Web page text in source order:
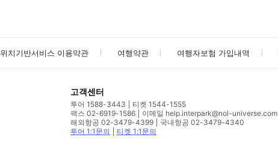
위치기반서비스 이용약관 여행약관 여행자보험 가입내역
고객센터
투어 1588-3443
티켓 1544-1555
팩스 02-6919-1586
이메일 help.interpark@nol-universe.com
해외항공 02-3479-4399
국내항공 02-3479-4340
투어 1:1문의
티켓 1:1문의